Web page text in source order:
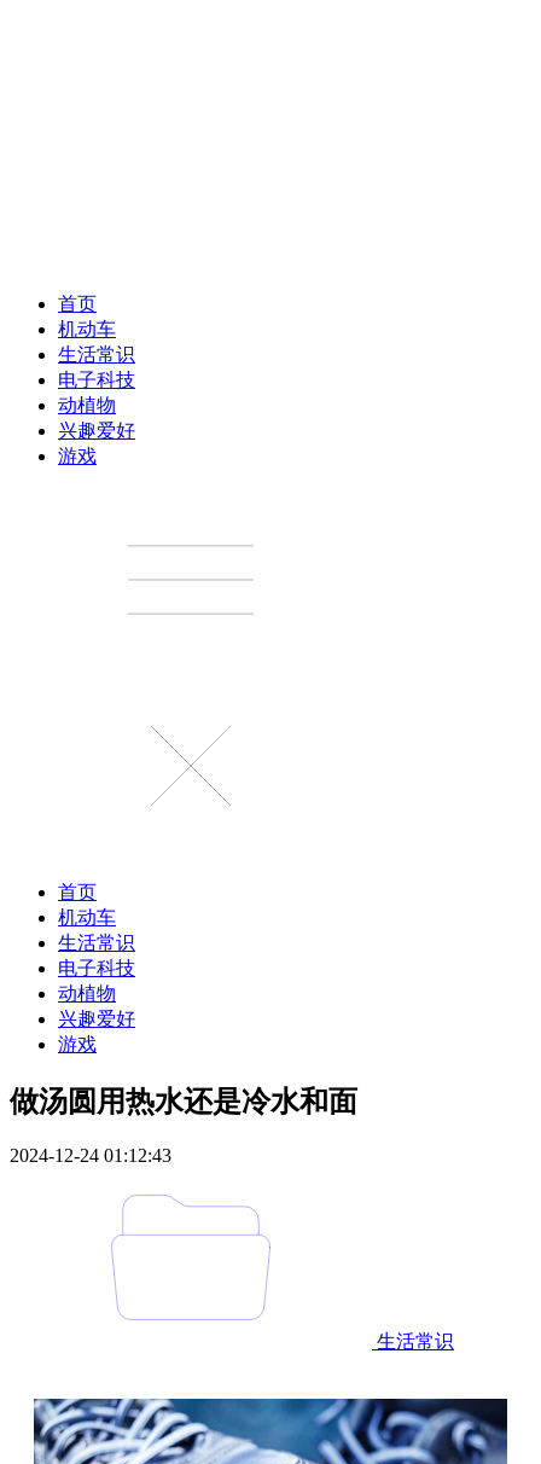
首页
机动车
生活常识
电子科技
动植物
兴趣爱好
游戏
首页
机动车
生活常识
电子科技
动植物
兴趣爱好
游戏
做汤圆用热水还是冷水和面
2024-12-24 01:12:43
生活常识